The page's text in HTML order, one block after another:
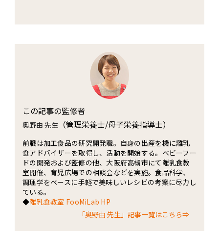
この記事の監修者
奥野由 先生 （管理栄養士/母子栄養指導士）
前職は加工食品の研究開発職。自身の出産を機に離乳
食アドバイザーを取得し、活動を開始する。ベビーフー
ドの開発および監修の他、大阪府高槻市にて離乳食教
室開催、育児広場での相談会などを実施。食品科学、
調理学をベースに手軽で美味しいレシピの考案に尽力し
ている。
◆離乳食教室 FooMiLab HP
「奥野由 先生」記事一覧はこちら⇒